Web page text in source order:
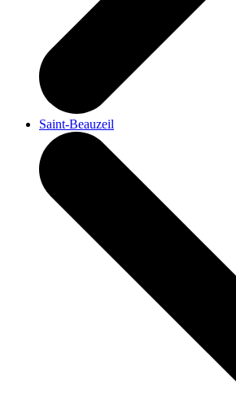
Saint-Beauzeil